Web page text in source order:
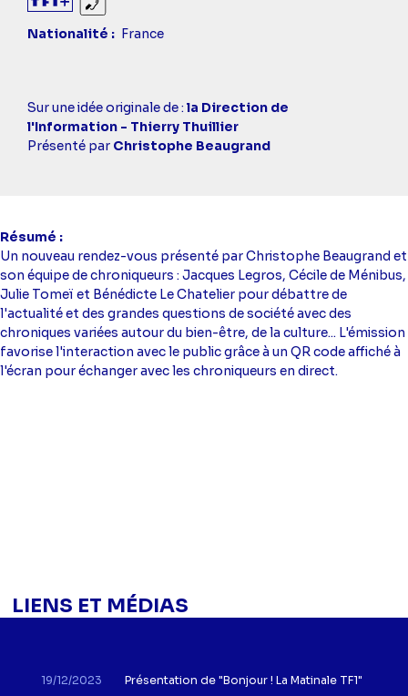
Sourds et malentendants
Nationalité
France
Casting
simba
Sur une idée originale de : la Direction de
l'Information - Thierry Thuillier
Présenté par Christophe Beaugrand
Résumé
Un nouveau rendez-vous présenté par Christophe Beaugrand et
son équipe de chroniqueurs : Jacques Legros, Cécile de Ménibus,
Julie Tomeï et Bénédicte Le Chatelier pour débattre de
l'actualité et des grandes questions de société avec des
chroniques variées autour du bien-être, de la culture... L'émission
favorise l'interaction avec le public grâce à un QR code affiché à
l'écran pour échanger avec les chroniqueurs en direct.
LIENS ET MÉDIAS
19/12/2023 Présentation de "Bonjour ! La Matinale TF1"